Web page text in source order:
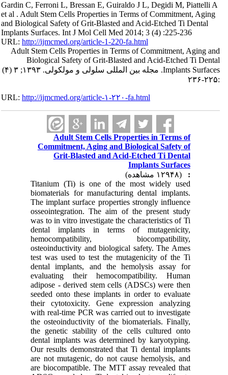
Gardin C, Ferroni L, Bressan E, Guiraldo J L, Degidi M, Piattelli A
et al . Adult Stem Cells Properties in Terms of Commitment, Aging
and Biological Safety of Grit-Blasted and Acid-Etched Ti Dental
Implants Surfaces. Int J Mol Cell Med 2014; 3 (4) :225-236
URL:http://ijmcmed.org/article-1-220-fa.html
Adult Stem Cells Properties in Terms of Commitment, Aging and
Biological Safety of Grit-Blasted and Acid-Etched Ti Dental
Implants Surfaces. مجله بین المللی سلولی و مولکولی. ۱۳۹۳; ۳ (۴)
URL:http://ijmcmed.org/article-۱-۲۲۰-fa.html
Adult Stem Cells Properties in Terms of
Commitment, Aging and Biological Safety of
Grit-Blasted and Acid-Etched Ti Dental
Implants Surfaces
Titanium (Ti) is one of the most widely used
biomaterials for manufacturing dental implants.
The implant surface properties strongly influence
osseointegration. The aim of the present study
was to in vitro investigate the characteristics of Ti
dental implants in terms of mutagenicity,
hemocompatibility, biocompatibility,
osteoinductivity and biological safety. The Ames
test was used to test the mutagenicity of the Ti
dental implants, and the hemolysis assay for
evaluating their hemocompatibility. Human
adipose - derived stem cells (ADSCs) were then
seeded onto these implants in order to evaluate
their cytotoxicity. Gene expression analyzing
with real-time PCR was carried out to investigate
the osteoinductivity of the biomaterials. Finally,
the genetic stability of the cells cultured onto
dental implants was determined by karyotyping.
Our results demonstrated that Ti dental implants
are not mutagenic, do not cause hemolysis, and
are biocompatible. The MTT assay revealed that